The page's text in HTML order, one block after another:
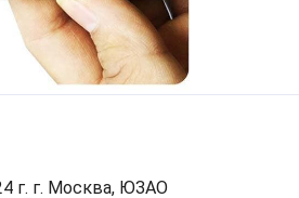
г. г. Москва, ЮЗАО